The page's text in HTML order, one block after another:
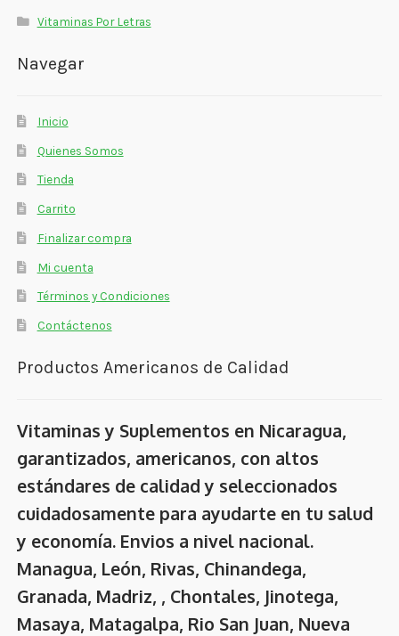
Vitaminas Por Letras
Navegar
Inicio
Quienes Somos
Tienda
Carrito
Finalizar compra
Mi cuenta
Términos y Condiciones
Contáctenos
Productos Americanos de Calidad
Vitaminas y Suplementos en Nicaragua,
garantizados, americanos, con altos
estándares de calidad y seleccionados
cuidadosamente para ayudarte en tu salud
y economía. Envios a nivel nacional.
Managua, León, Rivas, Chinandega,
Granada, Madriz, , Chontales, Jinotega,
Masaya, Matagalpa, Rio San Juan, Nueva